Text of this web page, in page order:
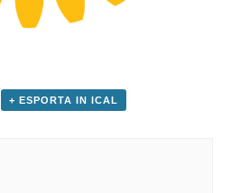
+ ESPORTA IN ICAL